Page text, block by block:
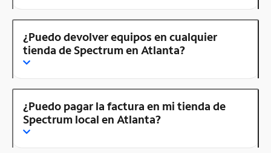
¿Puedo devolver equipos en cualquier
tienda de Spectrum en Atlanta?
¿Puedo pagar la factura en mi tienda de
Spectrum local en Atlanta?